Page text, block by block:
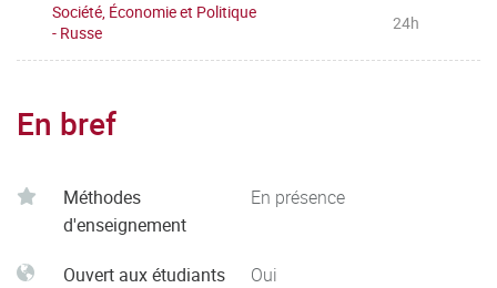
Société, Économie et Politique
- Russe
24h
En bref
Méthodes
d'enseignement
En présence
Ouvert aux étudiants
Oui